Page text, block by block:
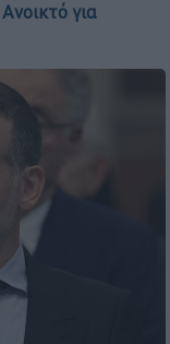
Ανοικτό για